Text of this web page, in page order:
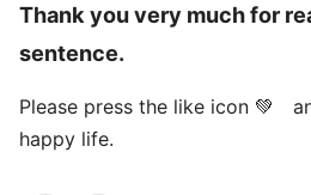
Thank you very much for
sentence.
Please press the like icon 💚
happy life.